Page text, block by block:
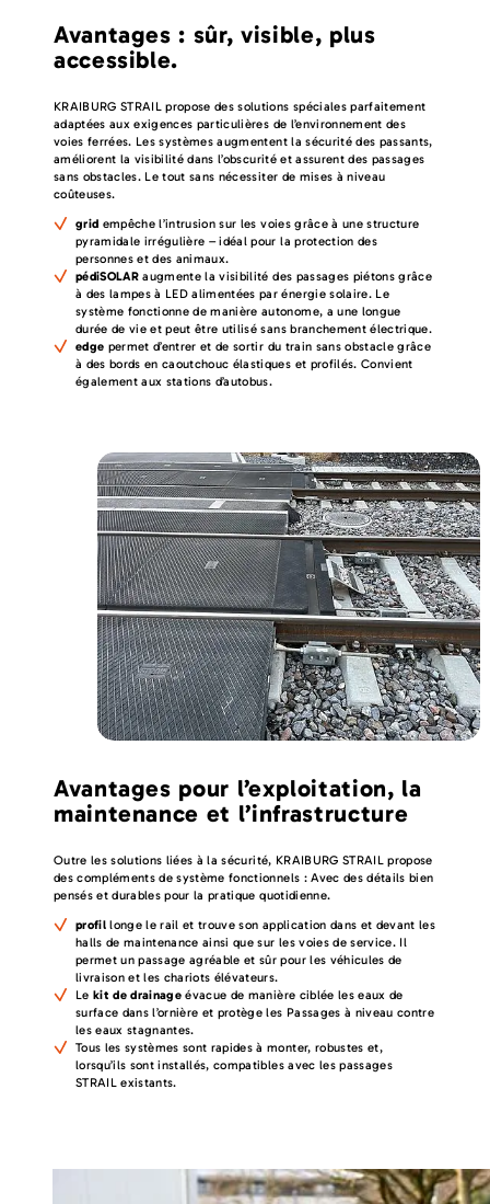
Avantages : sûr, visible, plus
accessible.
KRAIBURG STRAIL propose des solutions spéciales parfaitement
adaptées aux exigences particulières de l’environnement des
voies ferrées. Les systèmes augmentent la sécurité des passants,
améliorent la visibilité dans l’obscurité et assurent des passages
sans obstacles. Le tout sans nécessiter de mises à niveau
coûteuses.
grid empêche l’intrusion sur les voies grâce à une structure
pyramidale irrégulière – idéal pour la protection des
personnes et des animaux.
pédiSOLARaugmente la visibilité des passages piétons grâce
à des lampes à LED alimentées par énergie solaire. Le
système fonctionne de manière autonome, a une longue
durée de vie et peut être utilisé sans branchement électrique.
edge permet d’entrer et de sortir du train sans obstacle grâce
à des bords en caoutchouc élastiques et profilés. Convient
également aux stations d’autobus.
Avantages pour l’exploitation, la
maintenance et l’infrastructure
Outre les solutions liées à la sécurité, KRAIBURG STRAIL propose
des compléments de système fonctionnels : Avec des détails bien
pensés et durables pour la pratique quotidienne.
profillonge le rail et trouve son application dans et devant les
halls de maintenance ainsi que sur les voies de service. Il
permet un passage agréable et sûr pour les véhicules de
livraison et les chariots élévateurs.
Le kit de drainage évacue de manière ciblée les eaux de
surface dans l’ornière et protège les Passages à niveau contre
les eaux stagnantes.
Tous les systèmes sont rapides à monter, robustes et,
lorsqu’ils sont installés, compatibles avec les passages
STRAIL existants.